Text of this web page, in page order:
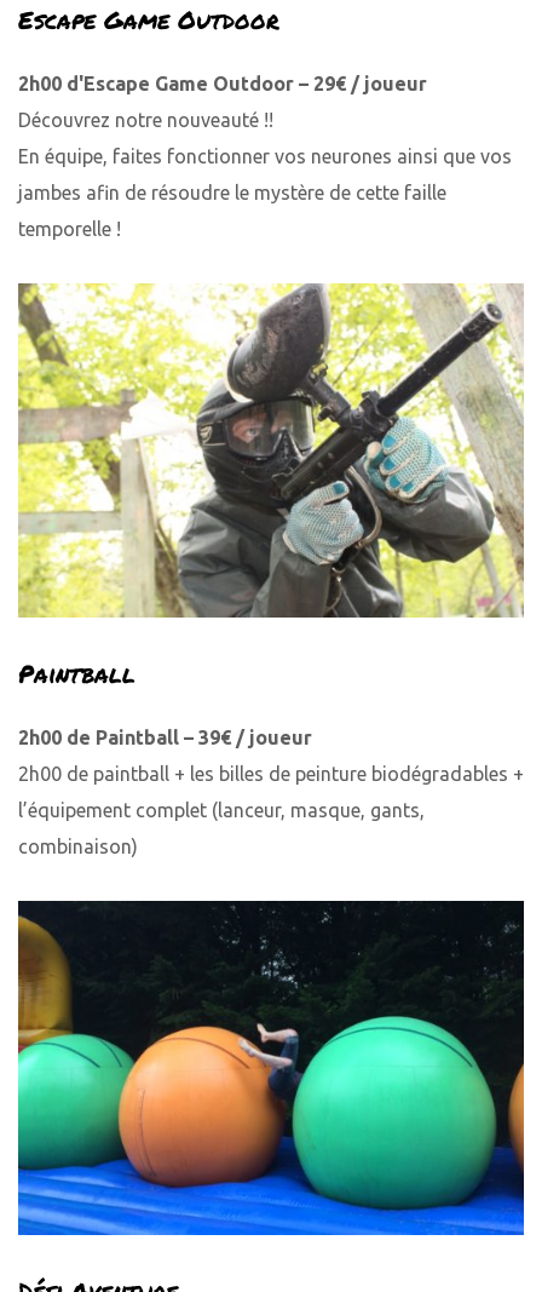
Escape Game Outdoor
2h00 d'Escape Game Outdoor – 29€ / joueur
Découvrez notre nouveauté !!
En équipe, faites fonctionner vos neurones ainsi que vos
jambes afin de résoudre le mystère de cette faille
temporelle !
Paintball
2h00 de Paintball – 39€ / joueur
2h00 de paintball + les billes de peinture biodégradables +
l’équipement complet (lanceur, masque, gants,
combinaison)